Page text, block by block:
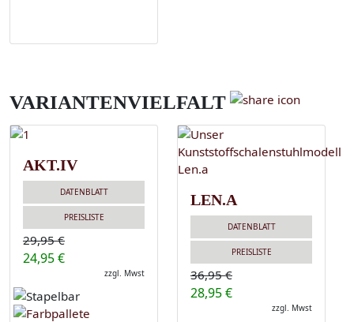
VARIANTENVIELFALT
AKT.IV
DATENBLATT
PREISLISTE
29,95 €
24,95 €
zzgl. Mwst
LEN.A
DATENBLATT
PREISLISTE
36,95 €
28,95 €
zzgl. Mwst